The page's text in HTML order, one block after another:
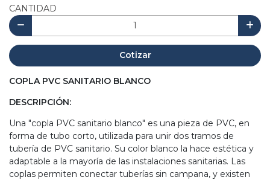
CANTIDAD
Cotizar
COPLA PVC SANITARIO BLANCO
DESCRIPCIÓN:
Una "copla PVC sanitario blanco" es una pieza de PVC, en
forma de tubo corto, utilizada para unir dos tramos de
tubería de PVC sanitario. Su color blanco la hace estética y
adaptable a la mayoría de las instalaciones sanitarias. Las
coplas permiten conectar tuberías sin campana, y existen